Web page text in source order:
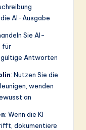
AI-Ausgabe
Sie AI-
für
Antworten
: Nutzen Sie die
wenden
an
: Wenn die KI
dokumentiere